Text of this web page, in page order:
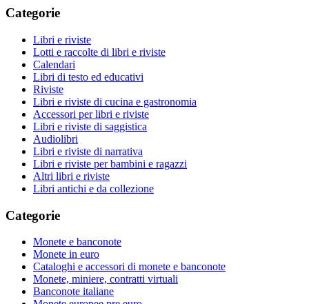
Categorie
Libri e riviste
Lotti e raccolte di libri e riviste
Calendari
Libri di testo ed educativi
Riviste
Libri e riviste di cucina e gastronomia
Accessori per libri e riviste
Libri e riviste di saggistica
Audiolibri
Libri e riviste di narrativa
Libri e riviste per bambini e ragazzi
Altri libri e riviste
Libri antichi e da collezione
Categorie
Monete e banconote
Monete in euro
Cataloghi e accessori di monete e banconote
Monete, miniere, contratti virtuali
Banconote italiane